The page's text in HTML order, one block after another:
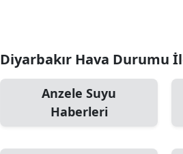
Diyarbakır Hava Durumu
Anzele Suyu
Haberleri